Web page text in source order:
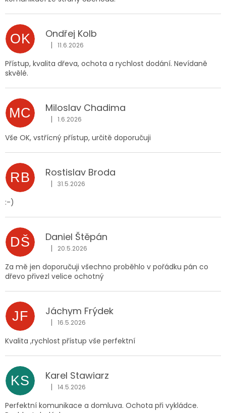
OK Ondřej Kolb
Hodnocení obchodu je 5 z 5 hvězdiček.
| 11.6.2026
Přístup, kvalita dřeva, ochota a rychlost dodání. Nevídaně
skvělé.
MC Miloslav Chadima
Hodnocení obchodu je 5 z 5 hvězdiček.
| 1.6.2026
Vše OK, vstřícný přístup, určitě doporučuji
RB Rostislav Broda
Hodnocení obchodu je 5 z 5 hvězdiček.
| 31.5.2026
:-)
DŠ Daniel Štěpán
Hodnocení obchodu je 5 z 5 hvězdiček.
| 20.5.2026
Za mě jen doporučuji všechno proběhlo v pořádku pán co
dřevo přivezl velice ochotný
JF Jáchym Frýdek
Hodnocení obchodu je 5 z 5 hvězdiček.
| 16.5.2026
Kvalita ,rychlost přístup vše perfektní
KS Karel Stawiarz
Hodnocení obchodu je 5 z 5 hvězdiček.
| 14.5.2026
Perfektní komunikace a domluva. Ochota při vykládce.